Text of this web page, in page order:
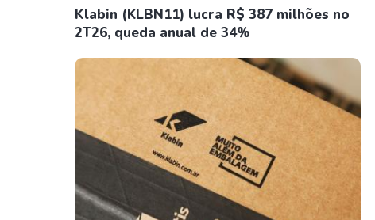
Klabin (KLBN11) lucra R$ 387 milhões no
2T26, queda anual de 34%